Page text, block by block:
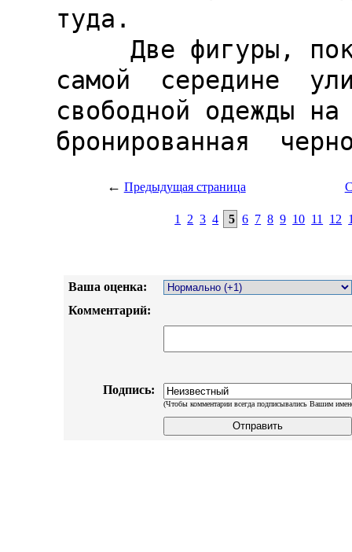
← Предыдущая страница
1 2 3 4 5 6 7 8 9 10 11 12
Ваша оценка:
Комментарий:
Подпись:
(Чтобы комментарии всегда подписывались Вашим